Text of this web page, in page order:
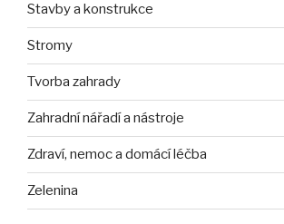
Stavby a konstrukce
Stromy
Tvorba zahrady
Zahradní nářadí a nástroje
Zdraví, nemoc a domácí léčba
Zelenina